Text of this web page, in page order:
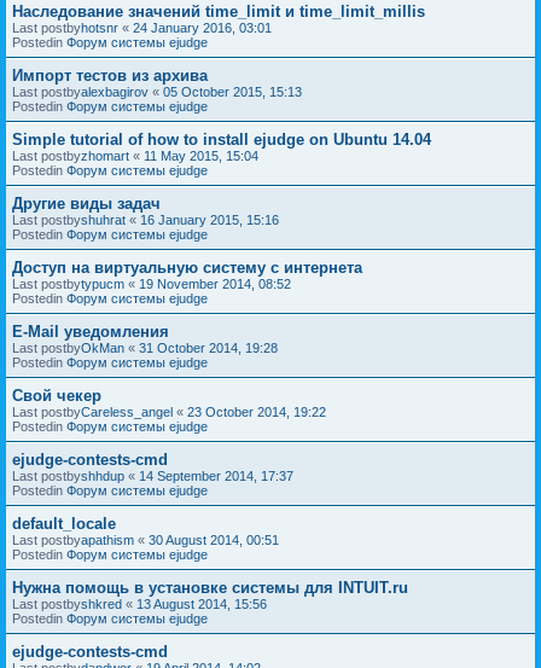
Наследование значений time_limit и time_limit_millis
Last postbyhotsnr « 24 January 2016, 03:01
Postedin Форум системы ejudge
Импорт тестов из архива
Last postbyalexbagirov « 05 October 2015, 15:13
Postedin Форум системы ejudge
Simple tutorial of how to install ejudge on Ubuntu 14.04
Last postbyzhomart « 11 May 2015, 15:04
Postedin Форум системы ejudge
Другие виды задач
Last postbyshuhrat « 16 January 2015, 15:16
Postedin Форум системы ejudge
Доступ на виртуальную систему с интернета
Last postbytypucm « 19 November 2014, 08:52
Postedin Форум системы ejudge
E-Mail уведомления
Last postbyOkMan « 31 October 2014, 19:28
Postedin Форум системы ejudge
Свой чекер
Last postbyCareless_angel « 23 October 2014, 19:22
Postedin Форум системы ejudge
ejudge-contests-cmd
Last postbyshhdup « 14 September 2014, 17:37
Postedin Форум системы ejudge
default_locale
Last postbyapathism « 30 August 2014, 00:51
Postedin Форум системы ejudge
Нужна помощь в установке системы для INTUIT.ru
Last postbyshkred « 13 August 2014, 15:56
Postedin Форум системы ejudge
ejudge-contests-cmd